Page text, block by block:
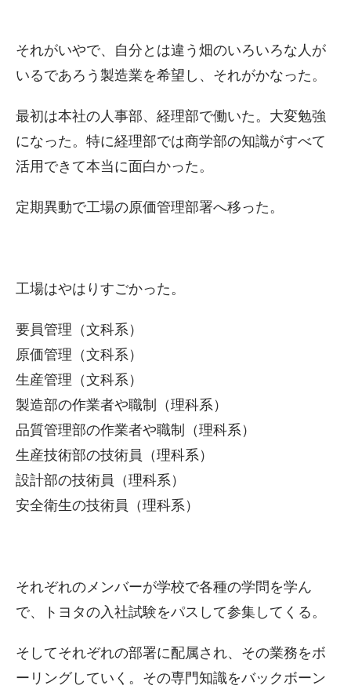
それがいやで、自分とは違う畑のいろいろな人が
いるであろう製造業を希望し、それがかなった。
最初は本社の人事部、経理部で働いた。大変勉強
になった。特に経理部では商学部の知識がすべて
活用できて本当に面白かった。
定期異動で工場の原価管理部署へ移った。
工場はやはりすごかった。
要員管理（文科系）
原価管理（文科系）
生産管理（文科系）
製造部の作業者や職制（理科系）
品質管理部の作業者や職制（理科系）
生産技術部の技術員（理科系）
設計部の技術員（理科系）
安全衛生の技術員（理科系）
それぞれのメンバーが学校で各種の学問を学ん
で、トヨタの入社試験をパスして参集してくる。
そしてそれぞれの部署に配属され、その業務をボ
ーリングしていく。その専門知識をバックボーン